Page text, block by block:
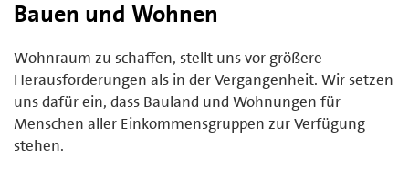
Bauen und Wohnen
Wohnraum zu schaffen, stellt uns vor größere
Herausforderungen als in der Vergangenheit. Wir setzen
uns dafür ein, dass Bauland und Wohnungen für
Menschen aller Einkommensgruppen zur Verfügung
stehen.